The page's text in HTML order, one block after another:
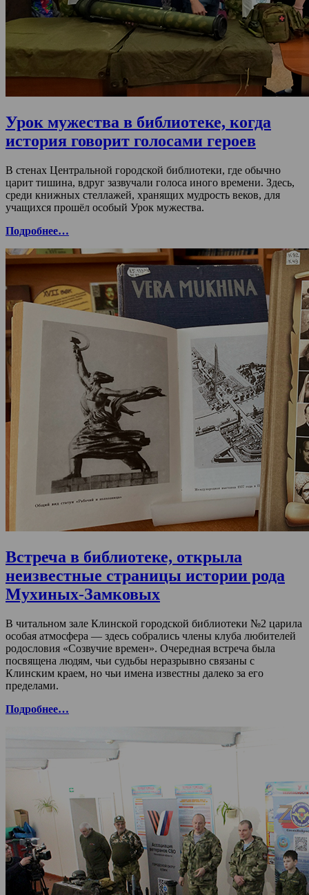
Урок мужества в библиотеке, когда
история говорит голосами героев
В стенах Центральной городской библиотеки, где обычно
царит тишина, вдруг зазвучали голоса иного времени. Здесь,
среди книжных стеллажей, хранящих мудрость веков, для
учащихся прошёл особый Урок мужества.
Подробнее…
Встреча в библиотеке, открыла
неизвестные страницы истории рода
Мухиных-Замковых
В читальном зале Клинской городской библиотеки №2 царила
особая атмосфера — здесь собрались члены клуба любителей
родословия «Созвучие времен». Очередная встреча была
посвящена людям, чьи судьбы неразрывно связаны с
Клинским краем, но чьи имена известны далеко за его
пределами.
Подробнее…